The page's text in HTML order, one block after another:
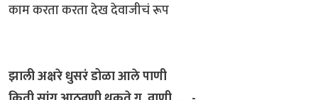
काम करता करता देख देवाजीचं रूप
झाली अक्षरे धुसरं डोळा आले पाणी